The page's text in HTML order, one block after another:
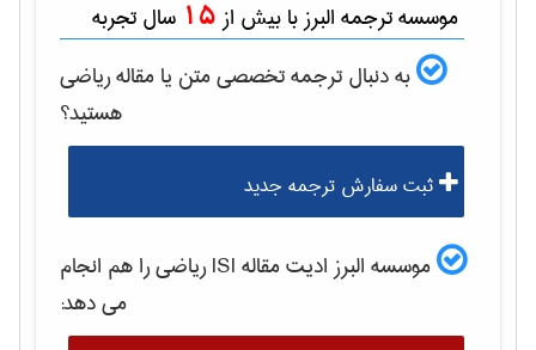
موسسه ترجمه البرز با بیش از 15 سال تجربه
به دنبال ترجمه تخصصی متن یا مقالهرياضی
هستید؟
ثبت سفارش ترجمه جدید
موسسه البرز ادیت مقاله ISI رياضیرا هم انجام
می دهد: